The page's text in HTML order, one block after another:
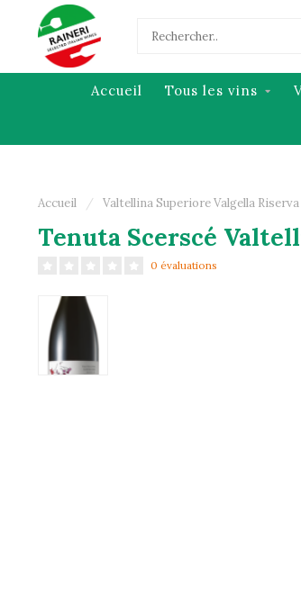
Accueil Tous les vins
Accueil / Valtellina Superiore Valgella
Tenuta Scerscé
0 évaluations